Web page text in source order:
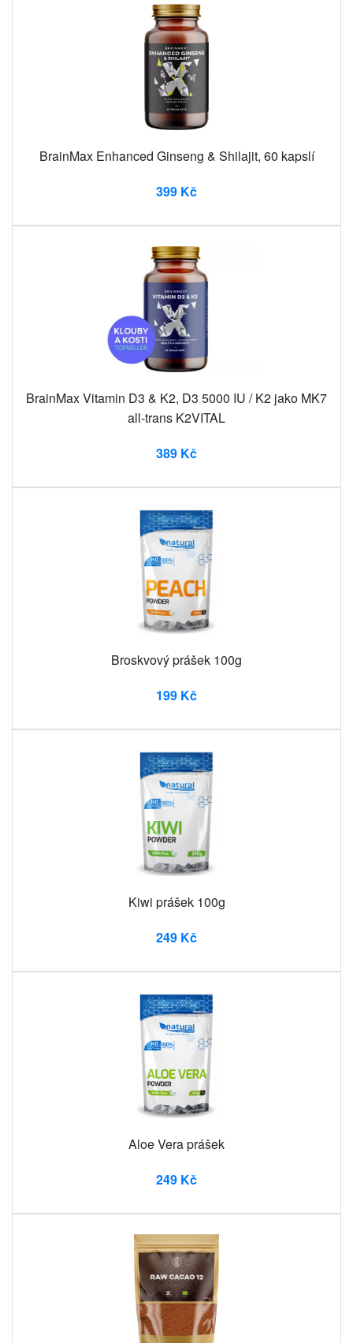
BrainMax Enhanced Ginseng & Shilajit, 60 kapslí
399 Kč
BrainMax Vitamin D3 & K2, D3 5000 IU / K2 jako MK7
all-trans K2VITAL
389 Kč
Broskvový prášek 100g
199 Kč
Kiwi prášek 100g
249 Kč
Aloe Vera prášek
249 Kč